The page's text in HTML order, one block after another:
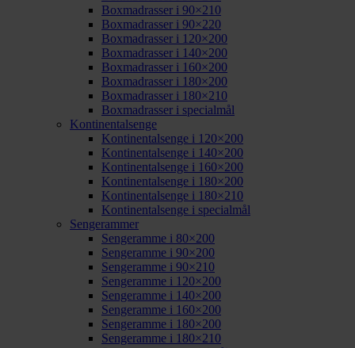
Boxmadrasser i 90×210
Boxmadrasser i 90×220
Boxmadrasser i 120×200
Boxmadrasser i 140×200
Boxmadrasser i 160×200
Boxmadrasser i 180×200
Boxmadrasser i 180×210
Boxmadrasser i specialmål
Kontinentalsenge
Kontinentalsenge i 120×200
Kontinentalsenge i 140×200
Kontinentalsenge i 160×200
Kontinentalsenge i 180×200
Kontinentalsenge i 180×210
Kontinentalsenge i specialmål
Sengerammer
Sengeramme i 80×200
Sengeramme i 90×200
Sengeramme i 90×210
Sengeramme i 120×200
Sengeramme i 140×200
Sengeramme i 160×200
Sengeramme i 180×200
Sengeramme i 180×210